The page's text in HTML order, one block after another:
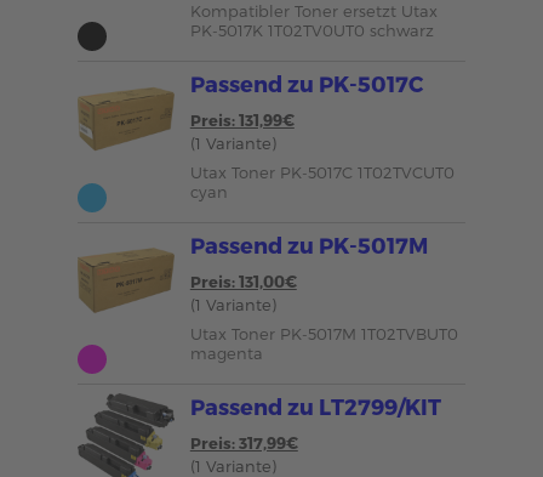
Kompatibler Toner ersetzt Utax
PK-5017K 1T02TV0UT0 schwarz
Passend zu PK-5017C
Preis: 131,99€
(1 Variante)
Utax Toner PK-5017C 1T02TVCUT0
cyan
Passend zu PK-5017M
Preis: 131,00€
(1 Variante)
Utax Toner PK-5017M 1T02TVBUT0
magenta
Passend zu LT2799/KIT
Preis: 317,99€
(1 Variante)